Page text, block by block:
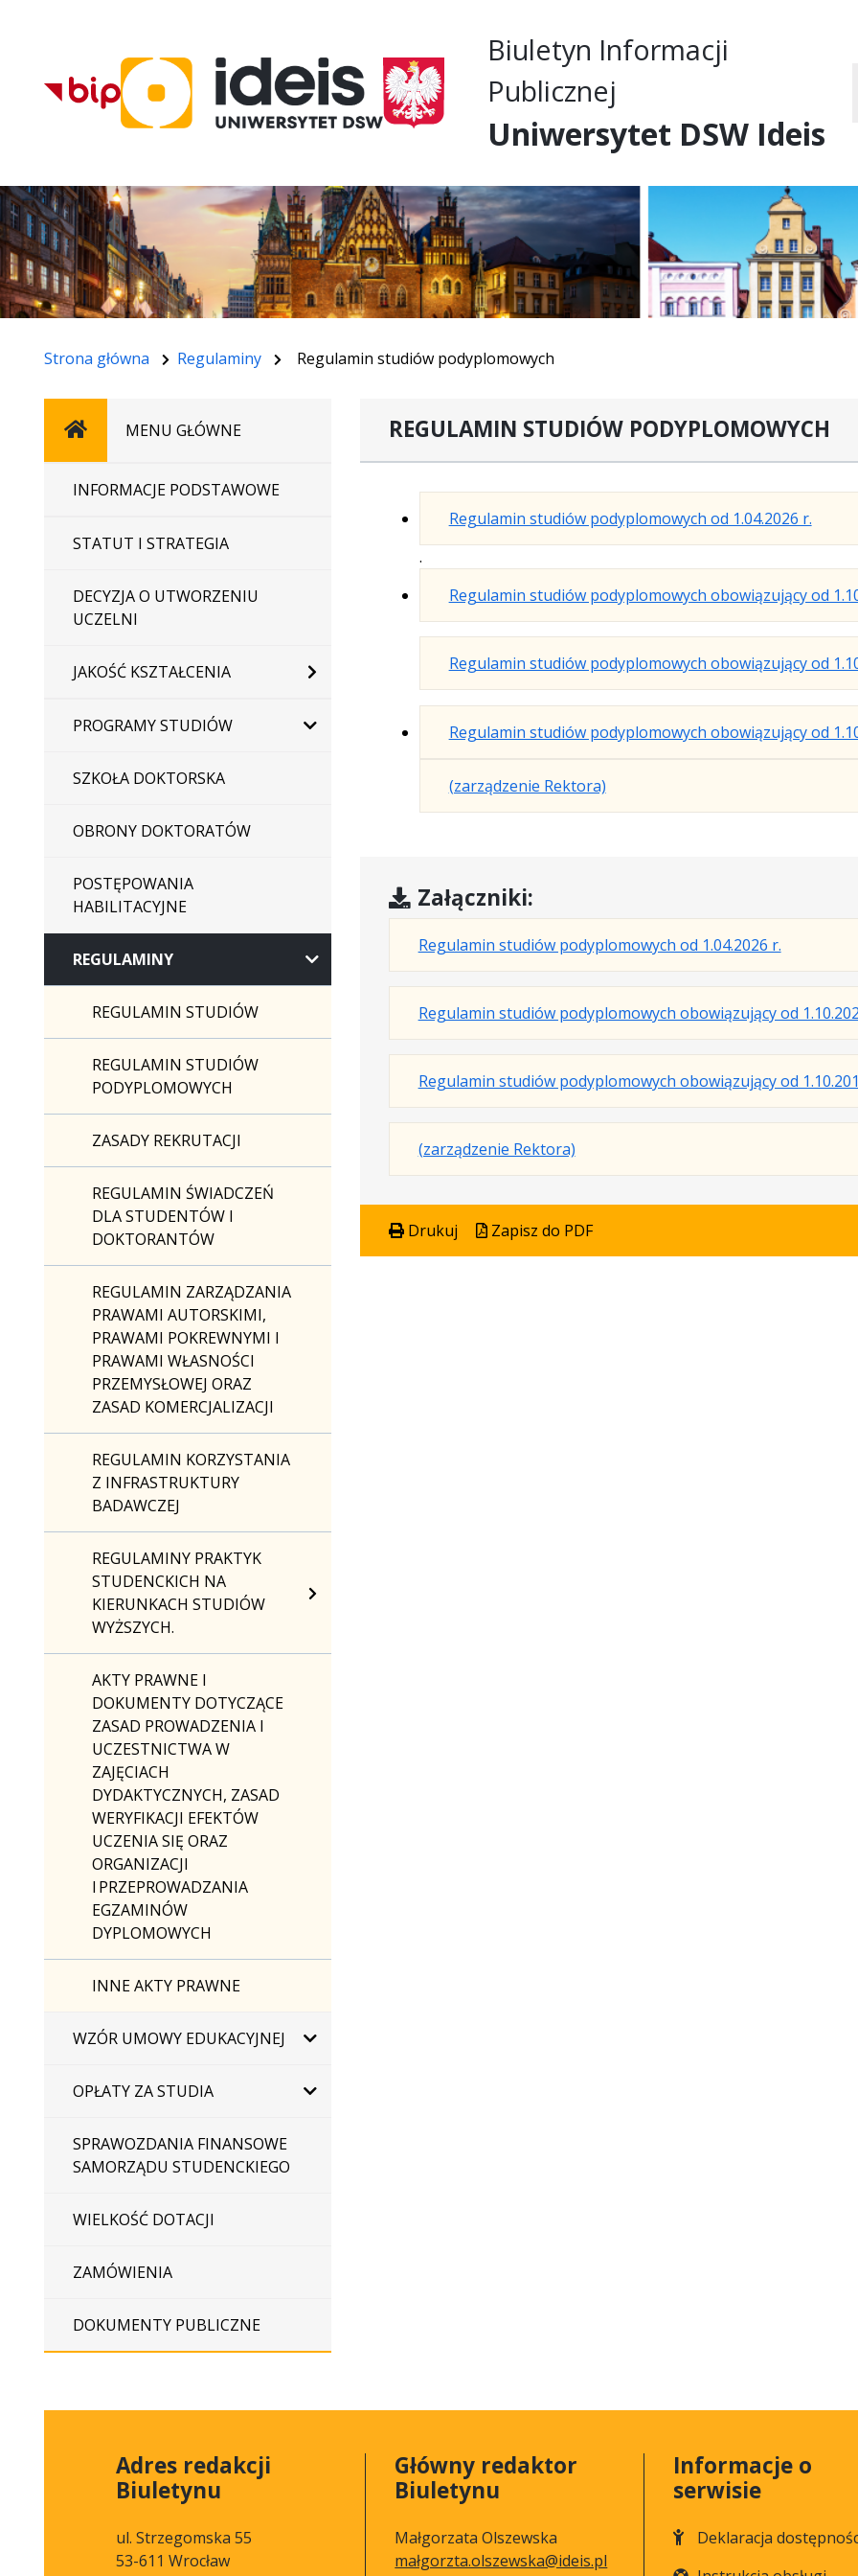
Przejdź do
głównego menu
Przejdź do treści
Przejdź do mapy
serwisu
Biuletyn Informacji
Publicznej
Uniwersytet DSW Ideis
Strona główna Regulaminy Regulamin studiów podyplomowych
StronaMENU GŁÓWNE
INFORMACJE PODSTAWOWE
STATUT I STRATEGIA
DECYZJA O UTWORZENIU
UCZELNI
JAKOŚĆ KSZTAŁCENIA
PROGRAMY STUDIÓW
SZKOŁA DOKTORSKA
OBRONY DOKTORATÓW
POSTĘPOWANIA
HABILITACYJNE
REGULAMINY
REGULAMIN STUDIÓW
REGULAMIN STUDIÓW
PODYPLOMOWYCH
ZASADY REKRUTACJI
REGULAMIN ŚWIADCZEŃ
DLA STUDENTÓW I
DOKTORANTÓW
REGULAMIN ZARZĄDZANIA
PRAWAMI AUTORSKIMI,
PRAWAMI POKREWNYMI I
PRAWAMI WŁASNOŚCI
PRZEMYSŁOWEJ ORAZ
ZASAD KOMERCJALIZACJI
REGULAMIN KORZYSTANIA
Z INFRASTRUKTURY
BADAWCZEJ
REGULAMINY PRAKTYK
STUDENCKICH NA
KIERUNKACH STUDIÓW
WYŻSZYCH.
AKTY PRAWNE I
DOKUMENTY DOTYCZĄCE
ZASAD PROWADZENIA I
UCZESTNICTWA W
ZAJĘCIACH
DYDAKTYCZNYCH, ZASAD
WERYFIKACJI EFEKTÓW
UCZENIA SIĘ ORAZ
ORGANIZACJI
I PRZEPROWADZANIA
EGZAMINÓW
DYPLOMOWYCH
INNE AKTY PRAWNE
WZÓR UMOWY EDUKACYJNEJ
OPŁATY ZA STUDIA
SPRAWOZDANIA FINANSOWE
SAMORZĄDU STUDENCKIEGO
WIELKOŚĆ DOTACJI
ZAMÓWIENIA
DOKUMENTY PUBLICZNE
REGULAMIN STUDIÓW PODYPLOMOWYCH
Regulamin studiów podyplomowych od 1.04.2026 r..
Plik
w
pdf
.
pliku:
287
kB
.
się
nowej
karcie.
.
Regulamin studiów podyplomowych obowiązujący od
Regulamin studiów podyplomowych obowiązujący od
Regulamin studiów podyplomowych obowiązujący od
(zarządzenie Rektora).
Plik
.
Rozmiar
.
Otwiera
Załączniki:
Regulamin studiów podyplomowych od 1.04.2026 r..
Plik
w
formacie:
pdf
.
Rozmiar
pliku:
287
kB
.
Otwiera
się
w
nowej
karcie.
Regulamin studiów podyplomowych obowiązujący od
Regulamin studiów podyplomowych obowiązujący od
(zarządzenie Rektora).
Plik
pdf
.
Rozmiar
kB
.
Otwiera
nowej
karcie.
Drukuj Zapisz do PDF
Adres redakcji
Biuletynu
ul. Strzegomska 55
53-611 Wrocław
Główny redaktor
Biuletynu
Małgorzata Olszewska
małgorzta.olszewska@ideis.pl
Informacje o
serwisie
Deklaracja